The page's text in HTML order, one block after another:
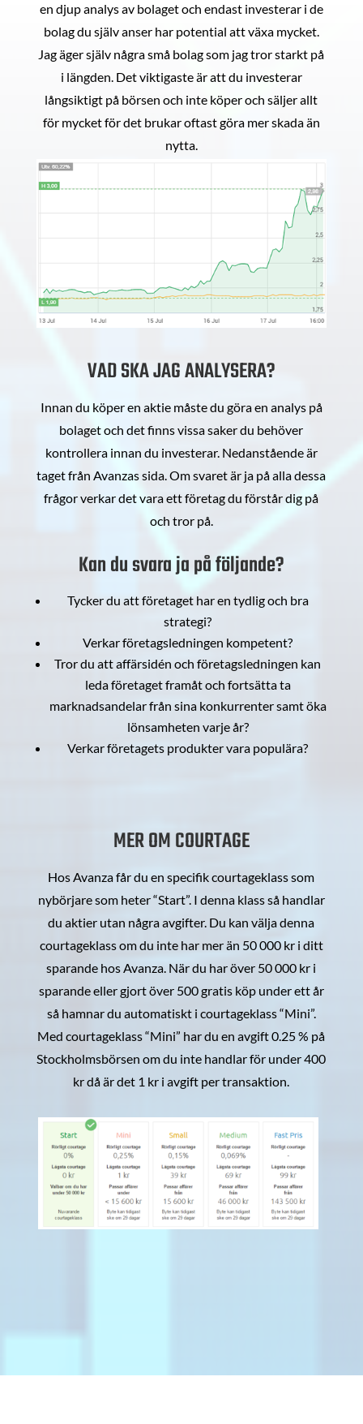
en djup analys av bolaget och endast investerar i de
bolag du själv anser har potential att växa mycket.
Jag äger själv några små bolag som jag tror starkt på
i längden. Det viktigaste är att du investerar
långsiktigt på börsen och inte köper och säljer allt
för mycket för det brukar oftast göra mer skada än
nytta.
VAD SKA JAG ANALYSERA?
Innan du köper en aktie måste du göra en analys på
bolaget och det finns vissa saker du behöver
kontrollera innan du investerar. Nedanstående är
taget från Avanzas sida. Om svaret är ja på alla dessa
frågor verkar det vara ett företag du förstår dig på
och tror på.
Kan du svara ja på följande?
Tycker du att företaget har en tydlig och bra
strategi?
Verkar företagsledningen kompetent?
Tror du att affärsidén och företagsledningen kan
leda företaget framåt och fortsätta ta
marknadsandelar från sina konkurrenter samt öka
lönsamheten varje år?
Verkar företagets produkter vara populära?
MER OM COURTAGE
Hos Avanza får du en specifik courtageklass som
nybörjare som heter “Start”. I denna klass så handlar
du aktier utan några avgifter. Du kan välja denna
courtageklass om du inte har mer än 50 000 kr i ditt
sparande hos Avanza. När du har över 50 000 kr i
sparande eller gjort över 500 gratis köp under ett år
så hamnar du automatiskt i courtageklass “Mini”.
Med courtageklass “Mini” har du en avgift 0.25 % på
Stockholmsbörsen om du inte handlar för under 400
kr då är det 1 kr i avgift per transaktion.